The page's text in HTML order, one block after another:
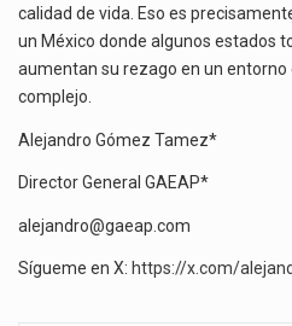
calidad de vida. Eso es
un México donde algunos estados
aumentan su rezago en un
complejo.
Alejandro Gómez Tamez*
Director General GAEAP*
alejandro@gaeap.com
Sígueme en X: https://x.com/